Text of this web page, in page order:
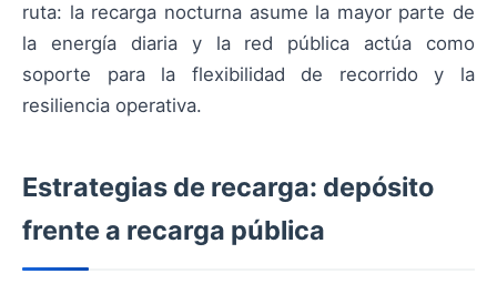
ruta: la recarga nocturna asume la mayor parte de
la energía diaria y la red pública actúa como
soporte para la flexibilidad de recorrido y la
resiliencia operativa.
Estrategias de recarga: depósito
frente a recarga pública